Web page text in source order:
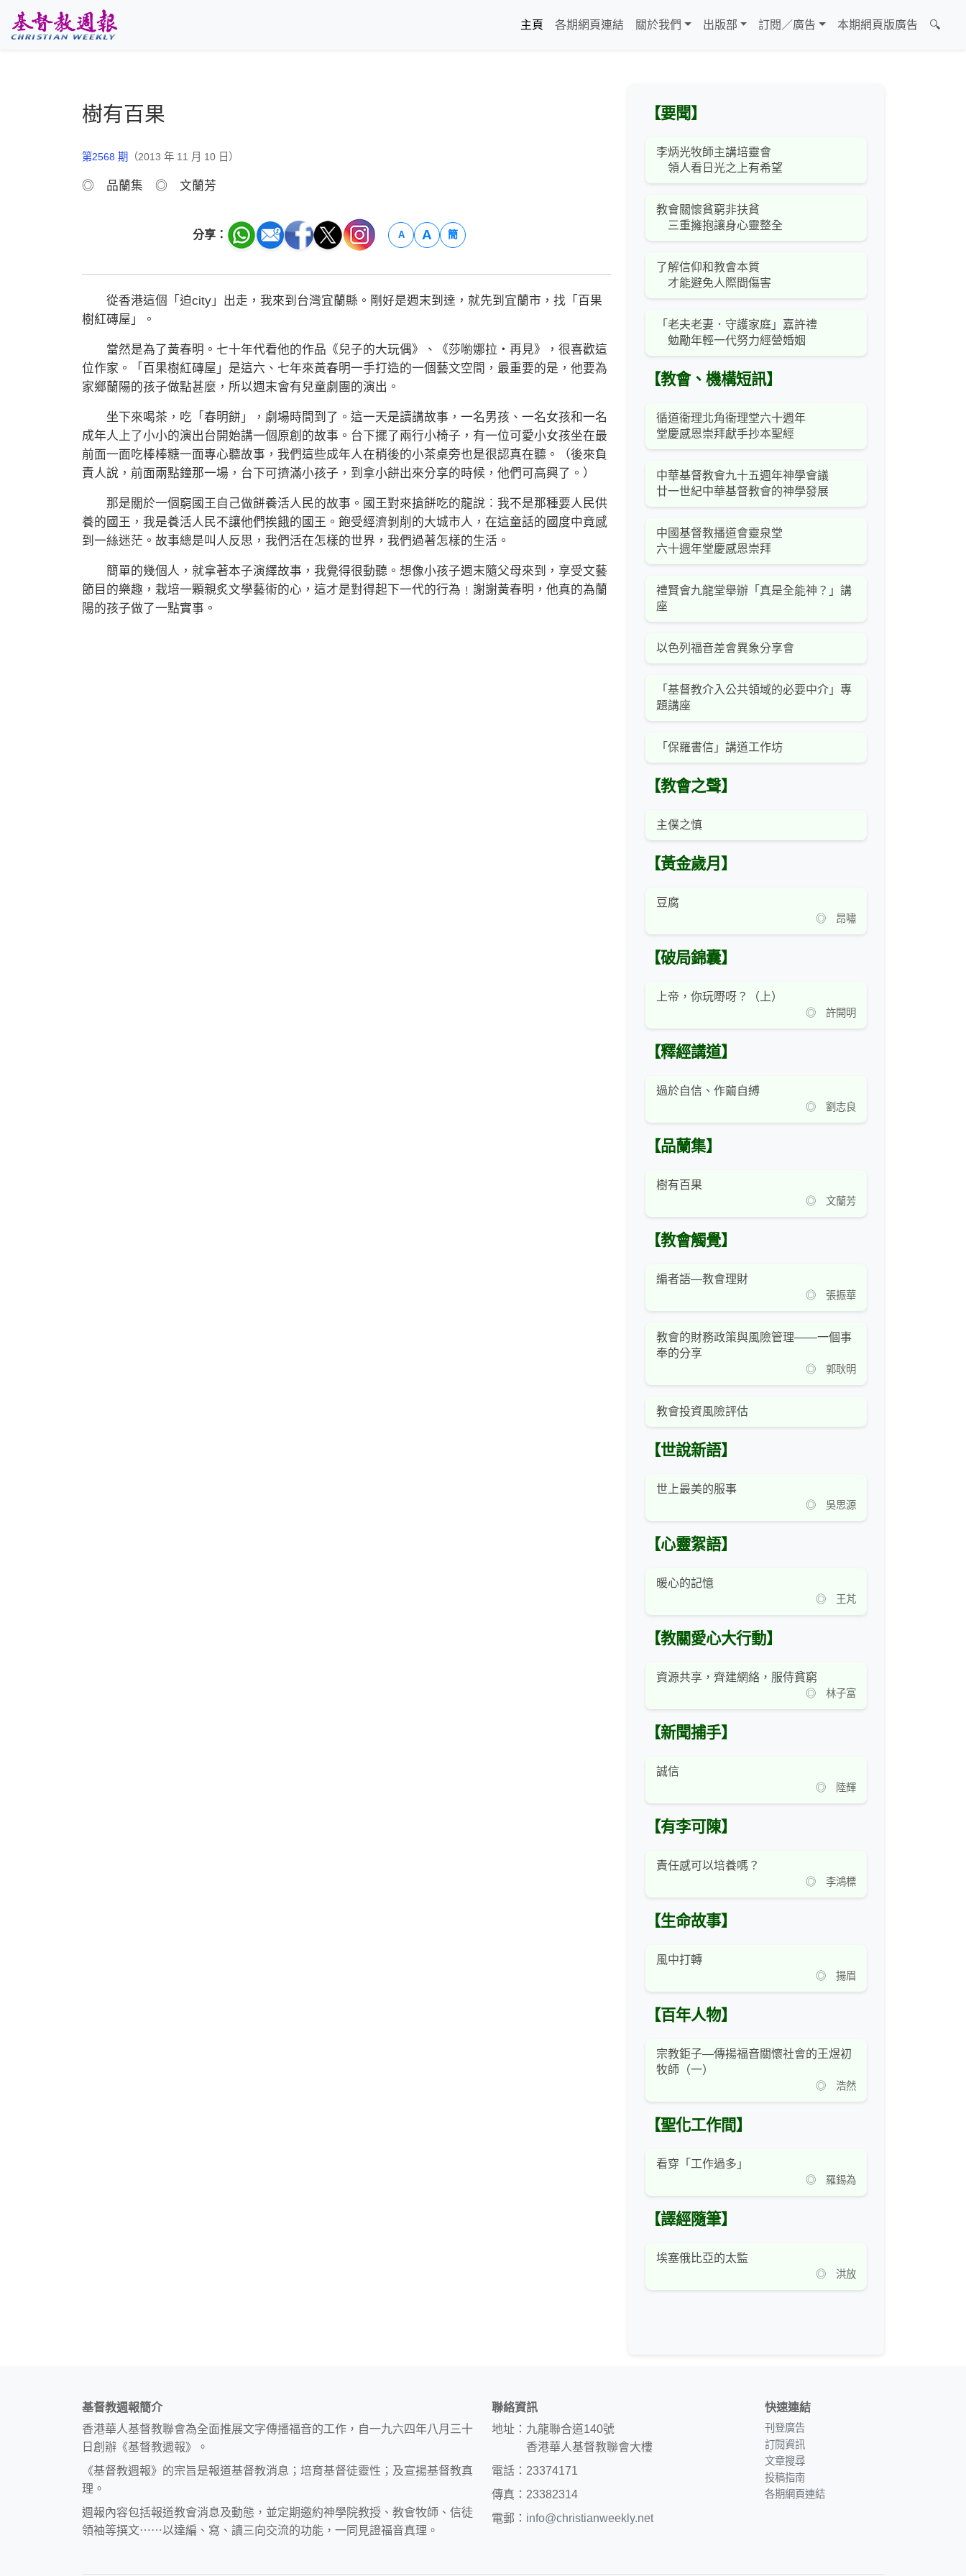
主頁
各期網頁連結 關於我們 出版部 訂閱／廣告 本期網頁版廣告 🔍
樹有百果
第2568 期 （2013 年 11 月 10 日）
◎ 品蘭集 ◎ 文蘭芳
分享： A A 簡
從香港這個「迫city」出走，我來到台灣宜蘭縣。剛好是週末到達，就先到宜蘭市，找「百果
樹紅磚屋」。
當然是為了黃春明。七十年代看他的作品《兒子的大玩偶》、《莎喲娜拉‧再見》，很喜歡這
位作家。「百果樹紅磚屋」是這六、七年來黃春明一手打造的一個藝文空間，最重要的是，他要為
家鄉蘭陽的孩子做點甚麼，所以週末會有兒童劇團的演出。
坐下來喝茶，吃「春明餅」，劇場時間到了。這一天是讀講故事，一名男孩、一名女孩和一名
成年人上了小小的演出台開始講一個原創的故事。台下擺了兩行小椅子，有一位可愛小女孩坐在最
前面一面吃棒棒糖一面專心聽故事，我們這些成年人在稍後的小茶桌旁也是很認真在聽。（後來負
責人說，前面兩點鐘那一場，台下可擠滿小孩子，到拿小餅出來分享的時候，他們可高興了。）
那是關於一個窮國王自己做餅養活人民的故事。國王對來搶餅吃的龍說︰我不是那種要人民供
養的國王，我是養活人民不讓他們挨餓的國王。飽受經濟剝削的大城市人，在這童話的國度中竟感
到一絲迷茫。故事總是叫人反思，我們活在怎樣的世界，我們過著怎樣的生活。
簡單的幾個人，就拿著本子演繹故事，我覺得很動聽。想像小孩子週末隨父母來到，享受文藝
節目的樂趣，栽培一顆親炙文學藝術的心，這才是對得起下一代的行為﹗謝謝黃春明，他真的為蘭
陽的孩子做了一點實事。
【要聞】
李炳光牧師主講培靈會
領人看日光之上有希望
教會關懷貧窮非扶貧
三重擁抱讓身心靈整全
了解信仰和教會本質
才能避免人際間傷害
「老夫老妻．守護家庭」嘉許禮
勉勵年輕一代努力經營婚姻
【教會、機構短訊】
循道衞理北角衞理堂六十週年
堂慶感恩崇拜獻手抄本聖經
中華基督教會九十五週年神學會議
廿一世紀中華基督教會的神學發展
中國基督教播道會靈泉堂
六十週年堂慶感恩崇拜
禮賢會九龍堂舉辦「真是全能神？」講
座
以色列福音差會異象分享會
「基督教介入公共領域的必要中介」專
題講座
「保羅書信」講道工作坊
【教會之聲】
主僕之慎
【黃金歲月】
豆腐
◎ 昂嘯
【破局錦囊】
上帝，你玩嘢呀？（上）
◎ 許開明
【釋經講道】
過於自信、作繭自縛
◎ 劉志良
【品蘭集】
樹有百果
◎ 文蘭芳
【教會觸覺】
編者語—教會理財
◎ 張振華
教會的財務政策與風險管理——一個事
奉的分享
◎ 郭耿明
教會投資風險評估
【世說新語】
世上最美的服事
◎ 吳思源
【心靈絮語】
暖心的記憶
◎ 王芃
【教關愛心大行動】
資源共享，齊建網絡，服侍貧窮
◎ 林子富
【新聞捕手】
誠信
◎ 陸輝
【有李可陳】
責任感可以培養嗎？
◎ 李鴻標
【生命故事】
風中打轉
◎ 揚眉
【百年人物】
宗教鉅子—傳揚福音關懷社會的王煜初
牧師（一）
◎ 浩然
【聖化工作間】
看穿「工作過多」
◎ 羅錫為
【譯經隨筆】
埃塞俄比亞的太監
◎ 洪放
基督教週報簡介
香港華人基督教聯會為全面推展文字傳播福音的工作，自一九六四年八月三十
日創辦《基督教週報》。
《基督教週報》的宗旨是報道基督教消息；培育基督徒靈性；及宣揚基督教真
理。
週報內容包括報道教會消息及動態，並定期邀約神學院教授、教會牧師、信徒
領袖等撰文⋯⋯以達編、寫、讀三向交流的功能，一同見證福音真理。
聯絡資訊
地址：九龍聯合道140號
香港華人基督教聯會大樓
電話：23374171
傳真：23382314
電郵： info@christianweekly.net
快速連結
刊登廣告
訂閱資訊
文章搜尋
投稿指南
各期網頁連結